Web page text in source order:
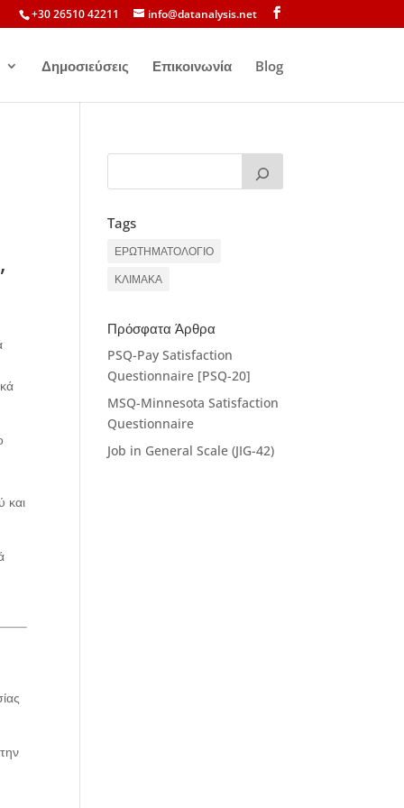
+30 26510 42211 info@datanalysis.net
Δημοσιεύσεις Επικοινωνία Blog
και
Tags
ΕΡΩΤΗΜΑΤΟΛΟΓΙΟ
ΚΛΙΜΑΚΑ
Πρόσφατα Άρθρα
PSQ-Pay Satisfaction
Questionnaire [PSQ-20]
MSQ-Minnesota Satisfaction
Questionnaire
Job in General Scale (JIG-42)